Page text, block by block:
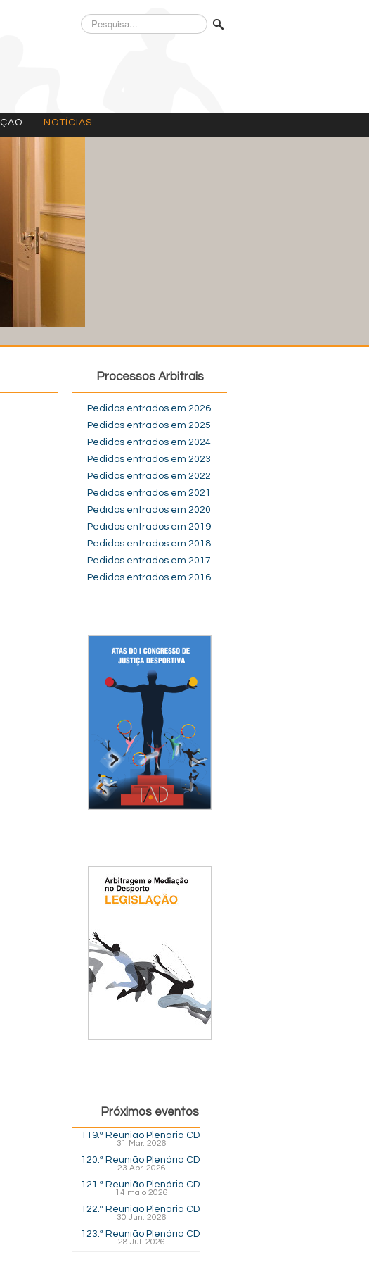
Pesquisa...
NOTÍCIAS
Processos Arbitrais
Pedidos entrados em 2026
Pedidos entrados em 2025
Pedidos entrados em 2024
Pedidos entrados em 2023
Pedidos entrados em 2022
Pedidos entrados em 2021
Pedidos entrados em 2020
Pedidos entrados em 2019
Pedidos entrados em 2018
Pedidos entrados em 2017
Pedidos entrados em 2016
Próximos eventos
119.ª Reunião Plenária CD
31 Mar. 2026
120.ª Reunião Plenária CD
23 Abr. 2026
121.ª Reunião Plenária CD
14 maio 2026
122.ª Reunião Plenária CD
30 Jun. 2026
123.ª Reunião Plenária CD
28 Jul. 2026